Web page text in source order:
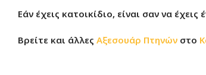
Εάν έχεις κατοικίδιο, είναι σαν να
Βρείτε και άλλες Αξεσουάρ Πτηνών στο